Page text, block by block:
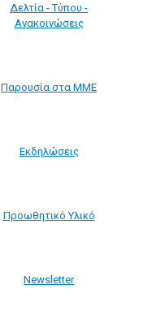
Δελτία - Τύπου -
Ανακοινώσεις
Παρουσία στα ΜΜΕ
Εκδηλώσεις
Προωθητικό Υλικό
Νewsletter